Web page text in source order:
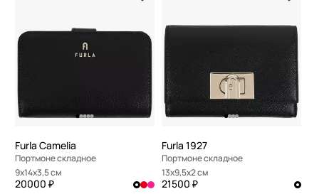
Furla Camelia
Портмоне складное
9x14x3,5 см
20000 ₽
Furla 1927
Портмоне складное
13x9,5x2 см
21500 ₽